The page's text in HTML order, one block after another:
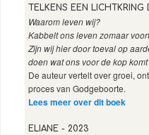
TELKENS EEN LICHTKRING
Waarom leven wij?
Kabbelt ons leven zomaar
Zijn wij hier door toeval op
doen wat ons voor de kop
De auteur vertelt over groei,
proces van Godgeboorte.
Lees meer over dit boek
ELIANE - 2023